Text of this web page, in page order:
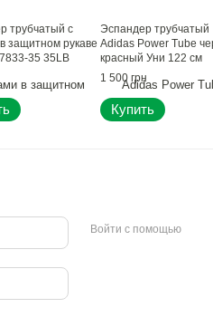
трубчатый с
защитном рукаве
35 35LB
цвета в
Эспандер трубчатый
Adidas Power Tube
красный Уни 122 см
885652000260
1 500 грн
Купить
Войти с помощью